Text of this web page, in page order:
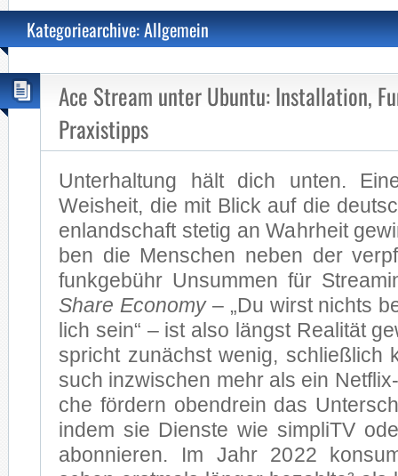
Kategoriearchive: Allgemein
Ace Stream unter Ubuntu: Installation,
Praxistipps
Un­ter­hal­tung hält dich un­ten.
Weis­heit, die mit Blick auf die
en­land­schaft ste­tig an Wahr­heit
ben die Men­schen ne­ben der
funk­ge­bühr Un­sum­men für
Share Eco­no­my– „Du wirst nichts
lich sein“ – ist al­so längst Rea­li­tät
spricht zu­nächst we­nig, schließ­lich
such in­zwi­schen mehr als ein
che för­dern oben­drein das
in­dem sie Diens­te wie sim­pliTV
abon­nie­ren. Im Jahr 2022